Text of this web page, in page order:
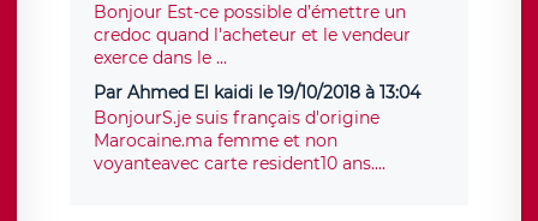
Bonjour Est-ce possible d’émettre un
credoc quand l'acheteur et le vendeur
exerce dans le ...
Par Ahmed El kaidi le 19/10/2018 à 13:04
BonjourS.je suis français d'origine
Marocaine.ma femme et non
voyanteavec carte resident10 ans....